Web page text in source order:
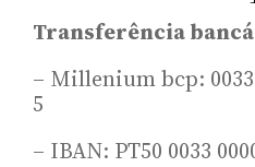
Transferência
– Millenium bcp: 0033
5
– IBAN: PT50 0033